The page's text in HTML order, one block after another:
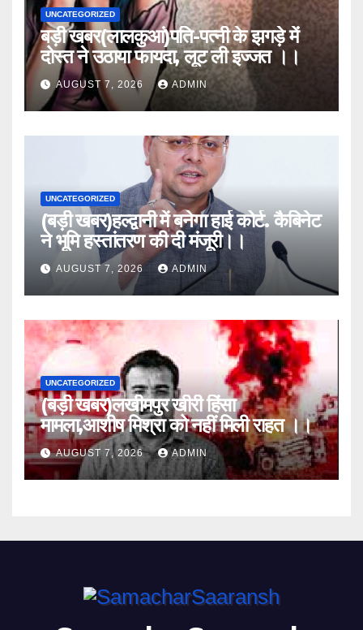
UNCATEGORIZED
बड़ी खबर(लालकुआं)पति-पत्नी के झगड़े में
दोस्त ने उठाया फायदा, लूट ली इज्जत ।।
AUGUST 7, 2026 ADMIN
UNCATEGORIZED
(बड़ी खबर)हल्द्वानी में बनेगा हाई कोर्ट. कैबिनेट
ने भूमि हस्तांतरण की दी मंजूरी।।
AUGUST 7, 2026 ADMIN
UNCATEGORIZED
(बड़ी खबर)लखीमपुर खीरी हिंसा
मामला,आशीष मिश्रा को नहीं मिली राहत ।।
AUGUST 7, 2026 ADMIN